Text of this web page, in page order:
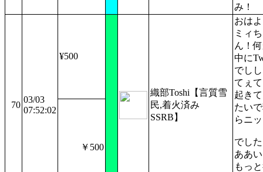
み！
70
03/03
07:52:02
¥500
織部Toshi【言質雪
民,着火済み
SSRB】
おは
ミィ
ん！
中に
でし
てぇ
起き
たい
らニ
でした
ああ
もっ
￥500